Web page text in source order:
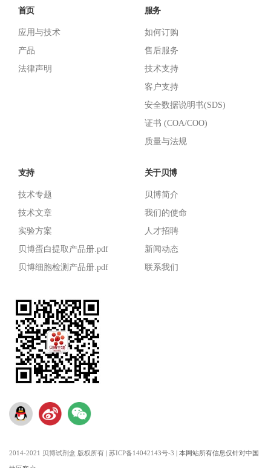
首页
应用与技术
产品
法律声明
服务
如何订购
售后服务
技术支持
客户支持
安全数据说明书(SDS)
证书 (COA/COO)
质量与法规
支持
技术专题
技术文章
实验方案
贝博蛋白提取产品册.pdf
贝博细胞检测产品册.pdf
关于贝博
贝博简介
我们的使命
人才招聘
新闻动态
联系我们
2014-2021 贝博试剂盒 版权所有 苏ICP备14042143号-3 本网站所有信息仅针对中国